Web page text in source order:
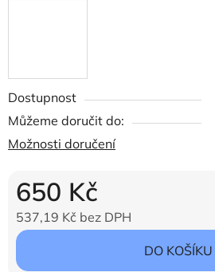
Dostupnost
Můžeme doručit do:
Možnosti doručení
650 Kč
537,19 Kč bez DPH
Měrná cena:
DO KOŠÍKU